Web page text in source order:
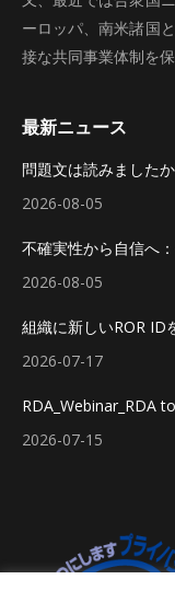
ーロッパ、南米諸国
接な共同事業体制を保
最新ニュース
問題文は読みました
2026-08-05
不確実性から自信へ
2026-08-05
組織に新しいROR ID
2026-07-17
RDA_Webinar_RDA
2026-07-15